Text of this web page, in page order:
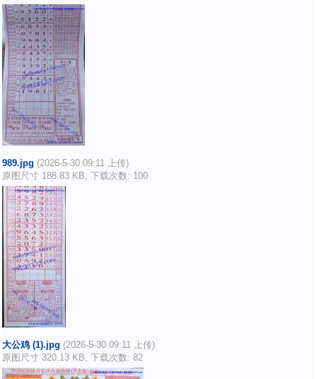
989.jpg (2026-5-30 09:11 上传)
原图尺寸 188.83 KB, 下载次数: 100
大公鸡 (1).jpg (2026-5-30 09:11 上传)
原图尺寸 320.13 KB, 下载次数: 82